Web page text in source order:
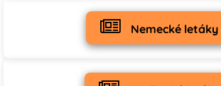
Nemecké letáky